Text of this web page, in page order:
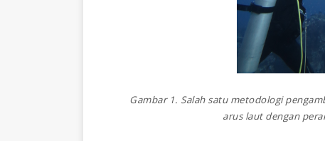
Gambar 1. Salah satu metodologi
arus laut dengan